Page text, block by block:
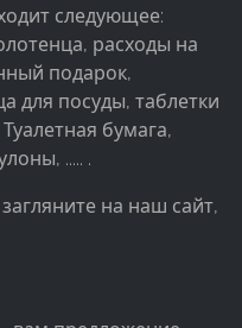
следующее:
расходы на
подарок,
для посуды, таблетки
бумага,
..... .
на наш сайт,